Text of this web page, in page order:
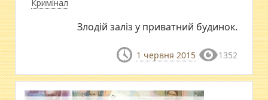
Кримінал
Злодій заліз у приватний будинок.
1 червня 2015 1352